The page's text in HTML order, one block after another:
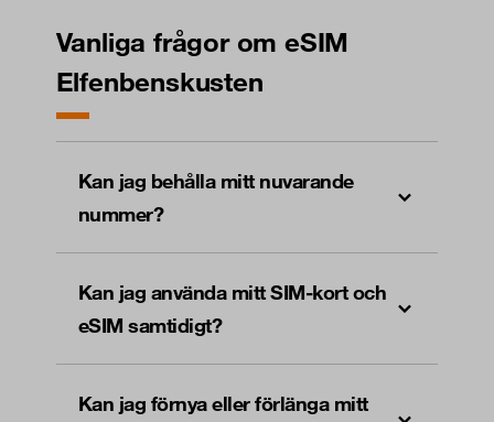
Vanliga frågor om eSIM
Elfenbenskusten
Kan jag behålla mitt nuvarande
nummer?
Kan jag använda mitt SIM-kort och
eSIM samtidigt?
Kan jag förnya eller förlänga mitt